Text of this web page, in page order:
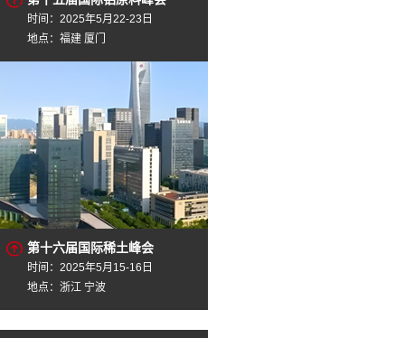
时间：2025年5月22-23日
地点：福建 厦门
第十六届国际稀土峰会
时间：2025年5月15-16日
地点：浙江 宁波